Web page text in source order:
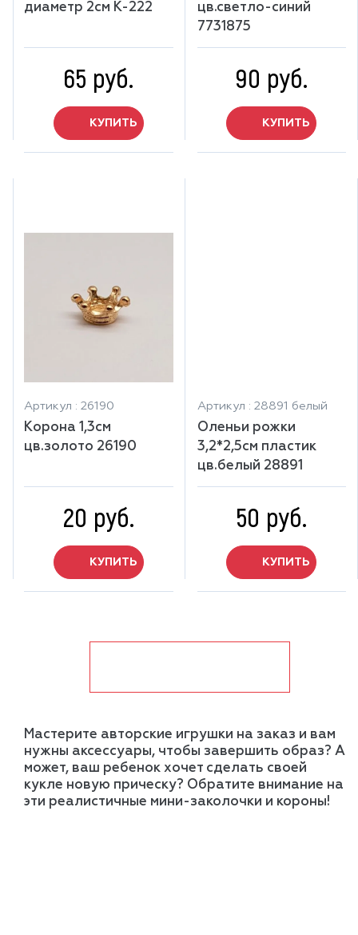
диаметр 2см К-222
65 руб.
КУПИТЬ
цв.светло-синий
7731875
90 руб.
КУПИТЬ
Артикул : 26190
Корона 1,3см
цв.золото 26190
20 руб.
КУПИТЬ
Артикул : 28891 белый
Оленьи рожки
3,2*2,5см пластик
цв.белый 28891
50 руб.
КУПИТЬ
Мастерите авторские игрушки на заказ и вам
нужны аксессуары, чтобы завершить образ? А
может, ваш ребенок хочет сделать своей
кукле новую прическу? Обратите внимание на
эти реалистичные мини-заколочки и короны!